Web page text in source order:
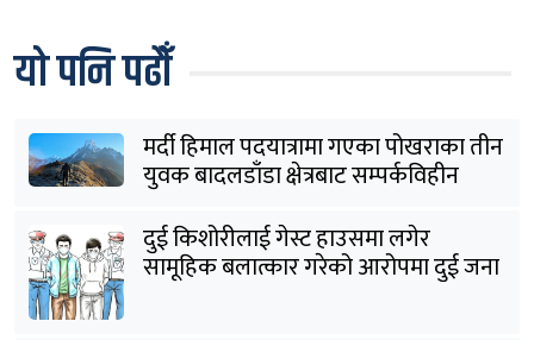
यो पनि पढौँ
मर्दी हिमाल पदयात्रामा गएका पोखराका तीन
युवक बादलडाँडा क्षेत्रबाट सम्पर्कविहीन
दुई किशोरीलाई गेस्ट हाउसमा लगेर
सामूहिक बलात्कार गरेको आरोपमा दुई जना